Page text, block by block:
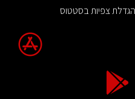
הגדלת צפיות בסטטוס